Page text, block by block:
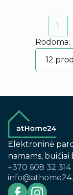
1
Rodoma:
Elektroninė
namams, buičiai
+370 608 32 314